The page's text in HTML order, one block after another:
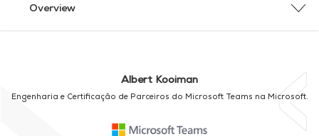
Overview
Overview
VISÃO GERAL DO PACOTE
Albert Kooiman
Engenharia e Certificação de Parceiros do Microsoft Teams na Microsoft.